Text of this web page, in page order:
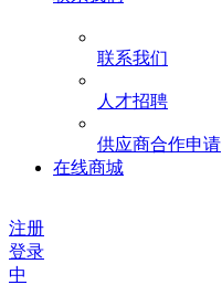
联系我们
人才招聘
供应商合作申请
在线商城
注册
登录
中